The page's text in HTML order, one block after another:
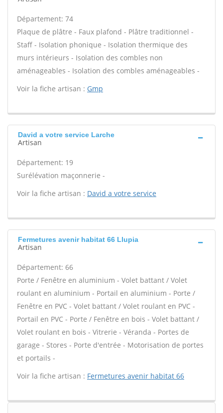
Département: 74
Plaque de plâtre - Faux plafond - Plâtre traditionnel -
Staff - Isolation phonique - Isolation thermique des
murs intérieurs - Isolation des combles non
aménageables - Isolation des combles aménageables -
Voir la fiche artisan : Gmp
David a votre service Larche
Artisan
Département: 19
Surélévation maçonnerie -
Voir la fiche artisan : David a votre service
Fermetures avenir habitat 66 Llupia
Artisan
Département: 66
Porte / Fenêtre en aluminium - Volet battant / Volet
roulant en aluminium - Portail en aluminium - Porte /
Fenêtre en PVC - Volet battant / Volet roulant en PVC -
Portail en PVC - Porte / Fenêtre en bois - Volet battant /
Volet roulant en bois - Vitrerie - Véranda - Portes de
garage - Stores - Porte d'entrée - Motorisation de portes
et portails -
Voir la fiche artisan : Fermetures avenir habitat 66